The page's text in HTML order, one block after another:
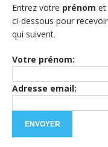
Entrez votre prénom et
ci-dessous pour
qui suivent.
Votre prénom:
Adresse email: